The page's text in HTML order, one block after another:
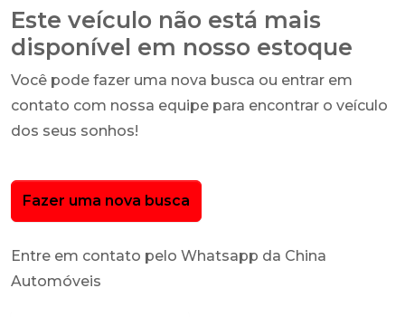
Este veículo não está mais
disponível em nosso estoque
Você pode fazer uma nova busca ou entrar em
contato com nossa equipe para encontrar o veículo
dos seus sonhos!
Fazer uma nova busca
Entre em contato pelo Whatsapp da China
Automóveis